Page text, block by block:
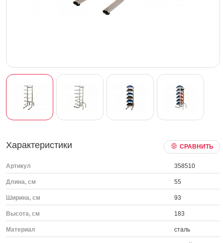
Характеристики СРАВНИТЬ
Артикул 358510
Длина, см 55
Ширина, см 93
Высота, см 183
Материал сталь